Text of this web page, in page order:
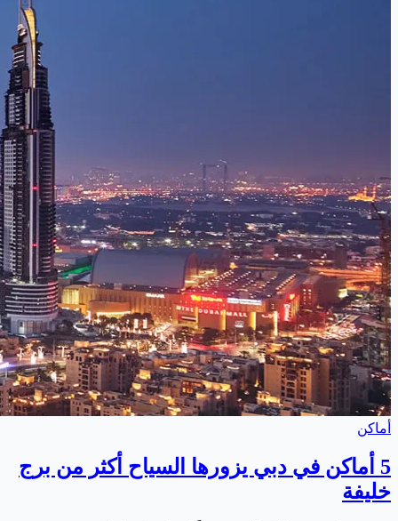
أماكن
5 أماكن في دبي يزورها السياح أكثر من برج
خليفة